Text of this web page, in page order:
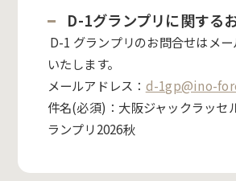
D-1グランプリに関する
D-1 グランプリのお問合せはメ
いたします。
メールアドレス： d-1gp@ino-
件名(必須)：大阪ジャックラッセ
ランプリ2026秋